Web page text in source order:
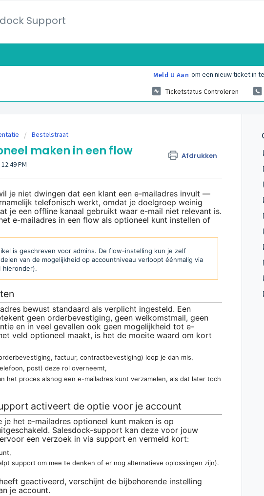
Support
Meld U Aan om een nieuw ticket in
Ticketstatus Controleren
Bestelstraat
maken in een flow Afdrukken
PM
je niet dwingen dat een klant een e-mailadres invult —
telefonisch werkt, omdat je doelgroep weinig
je een offline kanaal gebruikt waar e-mail niet relevant is.
e-mailadres in een flow als optioneel kunt instellen of
is geschreven voor admins. De flow-instelling kun je zelf
van de mogelijkheid op accountniveau verloopt éénmalig via
hieronder).
bewust standaard als verplicht ingesteld. Een
geen orderbevestiging, geen welkomstmail, geen
en in veel gevallen ook geen mogelijkheid tot e-
veld optioneel maakt, is het de moeite waard om kort
factuur, contractbevestiging) loop je dan mis,
post) deze rol overneemt,
het proces alsnog een e-mailadres kunt verzamelen, als dat later toch
activeert de optie voor je account
je het e-mailadres optioneel kunt maken is op
Salesdock-support kan deze voor jouw
een verzoek in via support en vermeld kort:
support om mee te denken of er nog alternatieve oplossingen zijn).
geactiveerd, verschijnt de bijbehorende instelling
je account.